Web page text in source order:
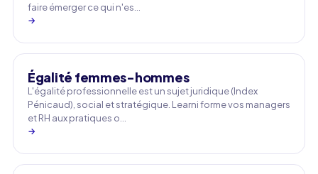
faire émerger ce qui n'es…
→
Égalité femmes-hommes
L'égalité professionnelle est un sujet juridique (Index
Pénicaud), social et stratégique. Learni forme vos managers
et RH aux pratiques o…
→